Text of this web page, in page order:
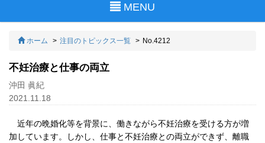
Toggle
navigation
MENU
ホーム 注目のトピックス一覧 No.4212
不妊治療と仕事の両立
沖田 眞紀
2021.11.18
近年の晩婚化等を背景に、働きながら不妊治療を受ける方が増
加しています。しかし、仕事と不妊治療との両立ができず、離職